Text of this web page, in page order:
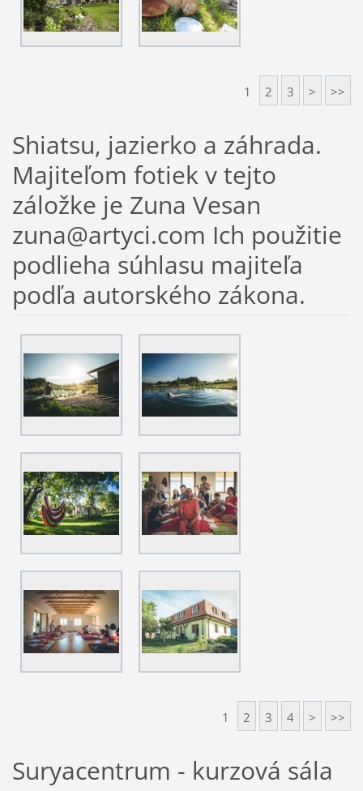
1 2 3 > >>
Shiatsu, jazierko a záhrada.
Majiteľom fotiek v tejto
záložke je Zuna Vesan
zuna@artyci.com Ich použitie
podlieha súhlasu majiteľa
podľa autorského zákona.
1 2 3 4 > >>
Suryacentrum - kurzová sála